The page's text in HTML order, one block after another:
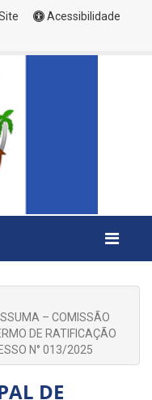
Acessibilidade
– COMISSÃO
DE RATIFICAÇÃO
N° 013/2025
DE